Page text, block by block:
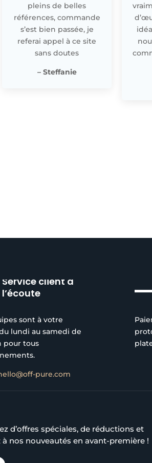
pleins de belles
références, commande
s’est bien passée, je
referai appel à ce site
sans doutes
– Steffanie
Service client à
l’écoute
sont à votre
lundi au samedi de
pour tous
pure.com
d’offres spéciales, de réductions et
à nos nouveautés en avant-première !